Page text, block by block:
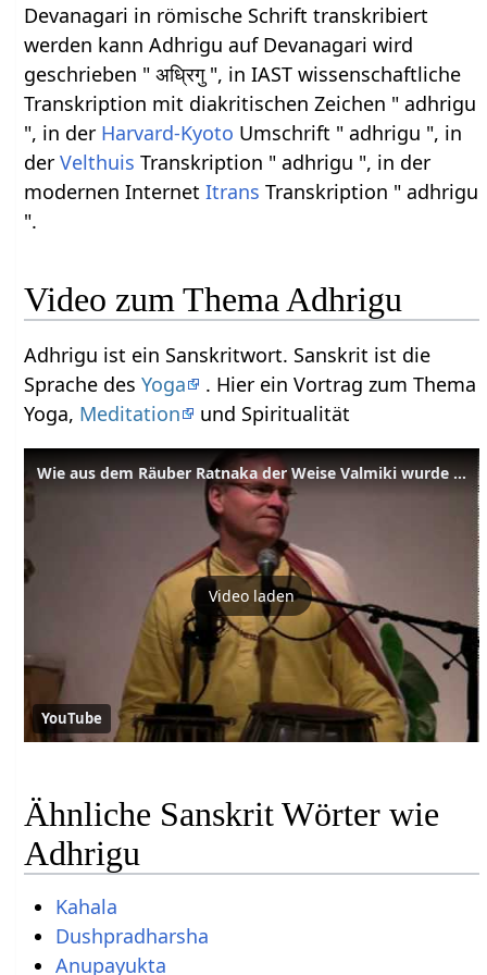
Devanagari in römische Schrift transkribiert
werden kann Adhrigu auf Devanagari wird
geschrieben " अध्रिगु ", in IAST wissenschaftliche
Transkription mit diakritischen Zeichen " adhrigu
", in der Harvard-Kyoto Umschrift " adhrigu ", in
derVelthuis Transkription " adhrigu ", in der
modernen InternetItrans Transkription " adhrigu
".
Video zum Thema Adhrigu
Adhrigu ist ein Sanskritwort. Sanskrit ist die
Sprache desYoga
. Hier ein Vortrag zum Thema
Yoga, Meditation und Spiritualität
Wie aus dem Räuber Ratnaka der Weise Valmiki wurde - Geschichte mit Sukadev
Video laden
YouTube
Ähnliche Sanskrit Wörter wie
Adhrigu
Kahala
Dushpradharsha
Anupayukta